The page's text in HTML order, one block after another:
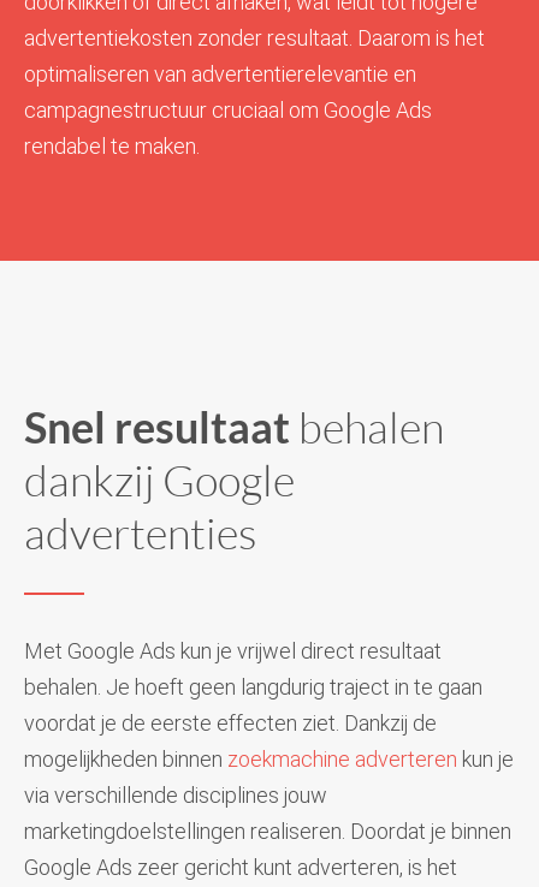
advertentiekosten zonder resultaat. Daarom is het
optimaliseren van advertentierelevantie en
campagnestructuur cruciaal om Google Ads
rendabel te maken.
Snel resultaat behalen
dankzij Google
advertenties
Met Google Ads kun je vrijwel direct resultaat
behalen. Je hoeft geen langdurig traject in te gaan
voordat je de eerste effecten ziet. Dankzij de
mogelijkheden binnen zoekmachine adverteren kun je
via verschillende disciplines jouw
marketingdoelstellingen realiseren. Doordat je binnen
Google Ads zeer gericht kunt adverteren, is het